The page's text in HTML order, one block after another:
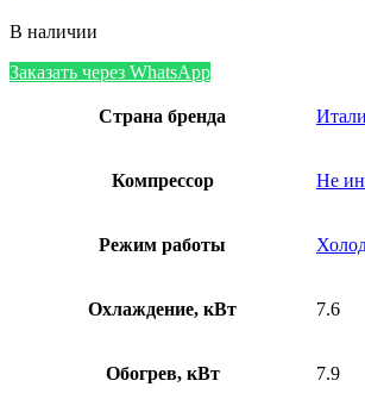
В наличии
Заказать через WhatsApp
Страна бренда
Компрессор Не
Режим работы
Охлаждение, кВт 7.6
Обогрев, кВт 7.9